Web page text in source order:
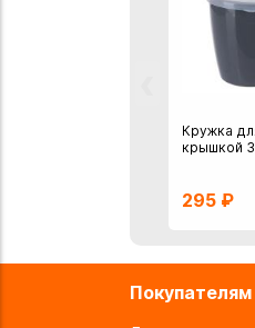
Кружка
крышкой
295 ₽
Покупателям